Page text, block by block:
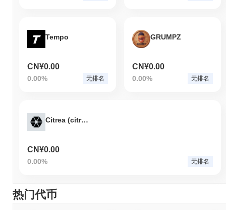
Tempo
CN¥0.00
0.00% 无排名
GRUMPZ
CN¥0.00
0.00% 无排名
Citrea (citrea.vip)
CN¥0.00
0.00% 无排名
热门代币